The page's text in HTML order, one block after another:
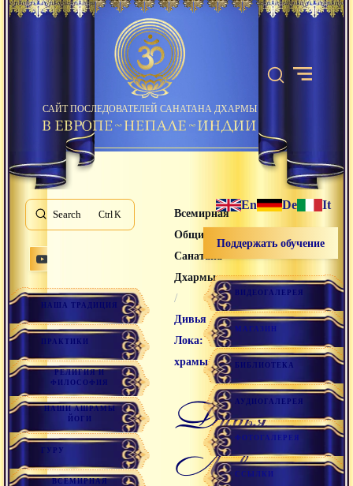
САЙТ ПОСЛЕДОВАТЕЛЕЙ САНАТАНА ДХАРМЫ
Search K
НАША ТРАДИЦИЯ
ПРАКТИКИ
РЕЛИГИЯ И
ФИЛОСОФИЯ
НАШИ АШРАМЫ
ЙОГИ
ГУРУ
ВСЕМИРНАЯ
Всемирная
Община
Санатана
Дхармы
/
Дивья
Лока:
храмы
Дивья
Лока:
En De It
Поддержать обучение
ВИДЕОГАЛЕРЕЯ
МАГАЗИН
БИБЛИОТЕКА
АУДИОГАЛЕРЕЯ
ФОТОГАЛЕРЕЯ
ССЫЛКИ